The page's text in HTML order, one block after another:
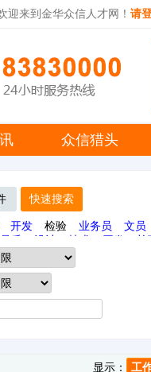
迎来到金华众信人才网！ 请
众信猎头
快速搜索
开发 检验 业务员 文员
品质 设计 技术 开发 检
显示： 工